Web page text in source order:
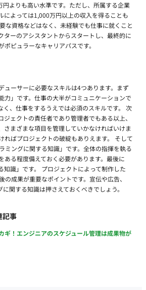
よりも高い水準です。ただし、所属する企業
によっては1,000万円以上の収入を得ることも
な資格などはなく、未経験でも仕事に就くこと
ターのアシスタントからスタートし、最終的に
ピュラーなキャリアパスです。
ューサーに必要なスキルは4つあります。まず
力」です。仕事の大半がコミュニケーションで
く、仕事をするうえでは必須のスキルです。 次
ジェクトの責任者であり管理者でもある以上、
さまざまな項目を管理していかなければいけま
ればプロジェクトの破綻もありえます。 そして
ミングに関する知識」です。全体の指揮を執る
ある程度備えておく必要があります。最後に
知識」です。 プロジェクトによって制作した
の成果が重要なポイントです。宣伝や広告、
関する知識は押さえておくべきでしょう。
記事
ギ！エンジニアのスケジュール管理は成果物が